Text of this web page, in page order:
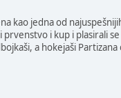
kao jedna od
i kup i plasirali
a hokejaši